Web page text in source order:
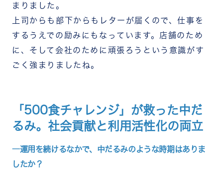
まりました。
上司からも部下からもレターが届くので、仕事を
するうえでの励みにもなっています。店舗のため
に、そして会社のために頑張ろうという意識がす
ごく強まりましたね。
「500食チャレンジ」が救った中だ
るみ。社会貢献と利用活性化の両立
―運用を続けるなかで、中だるみのような時期はありま
したか？